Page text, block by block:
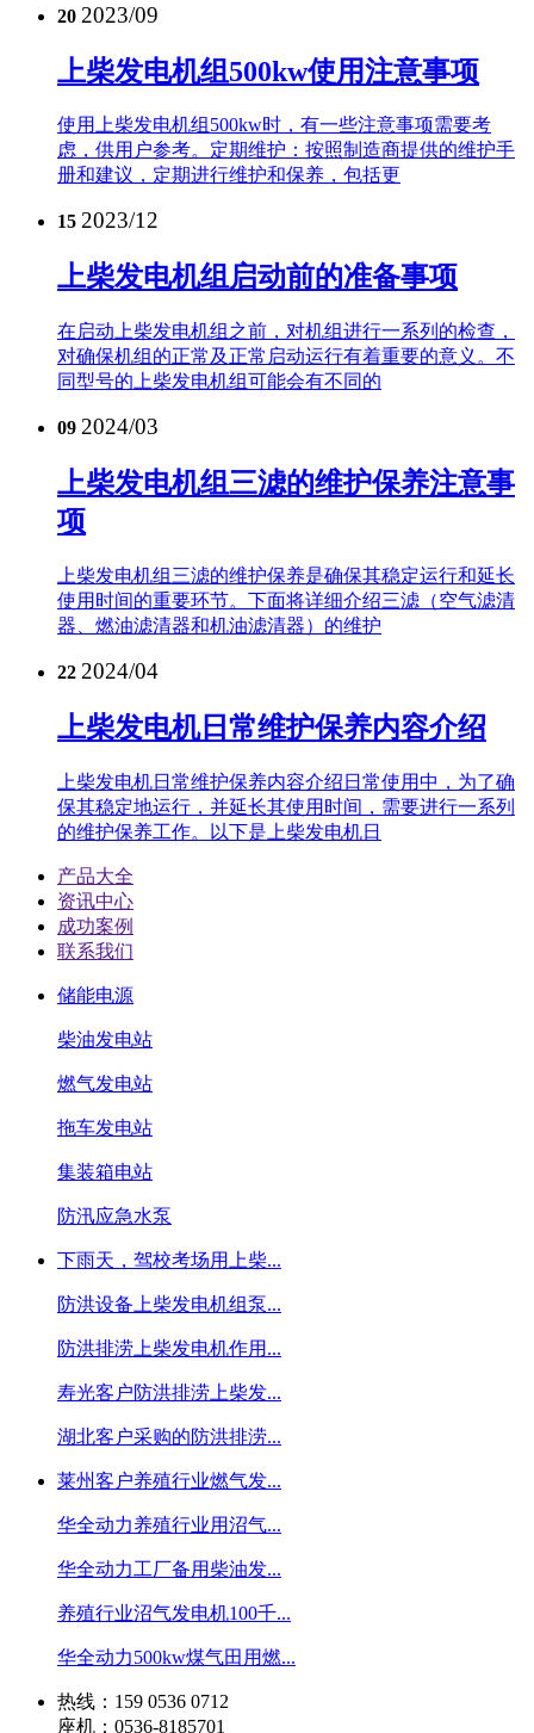
20 2023/09
上柴发电机组500kw使用注意事项
使用上柴发电机组500kw时，有一些注意事项需要考
虑，供用户参考。定期维护：按照制造商提供的维护手
册和建议，定期进行维护和保养，包括更
15 2023/12
上柴发电机组启动前的准备事项
在启动上柴发电机组之前，对机组进行一系列的检查，
对确保机组的正常及正常启动运行有着重要的意义。不
同型号的上柴发电机组可能会有不同的
09 2024/03
上柴发电机组三滤的维护保养注意事
项
上柴发电机组三滤的维护保养是确保其稳定运行和延长
使用时间的重要环节。下面将详细介绍三滤（空气滤清
器、燃油滤清器和机油滤清器）的维护
22 2024/04
上柴发电机日常维护保养内容介绍
上柴发电机日常维护保养内容介绍日常使用中，为了确
保其稳定地运行，并延长其使用时间，需要进行一系列
的维护保养工作。以下是上柴发电机日
产品大全
资讯中心
成功案例
联系我们
储能电源
柴油发电站
燃气发电站
拖车发电站
集装箱电站
防汛应急水泵
下雨天，驾校考场用上柴...
防洪设备上柴发电机组泵...
防洪排涝上柴发电机作用...
寿光客户防洪排涝上柴发...
湖北客户采购的防洪排涝...
莱州客户养殖行业燃气发...
华全动力养殖行业用沼气...
华全动力工厂备用柴油发...
养殖行业沼气发电机100千...
华全动力500kw煤气田用燃...
热线：159 0536 0712
座机：0536-8185701